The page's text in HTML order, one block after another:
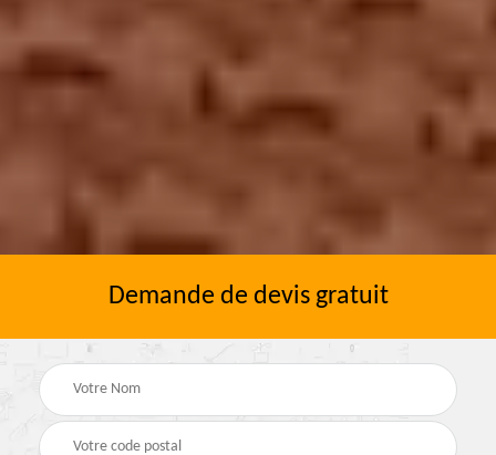
Demande de devis gratuit